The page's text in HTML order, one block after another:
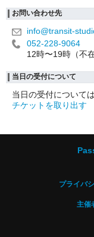
お問い合わせ先
info@transit-
052-228-9064
12時〜19時（不
当日の受付について
当日の受付については
チケットを取り出す
プライバ
主催